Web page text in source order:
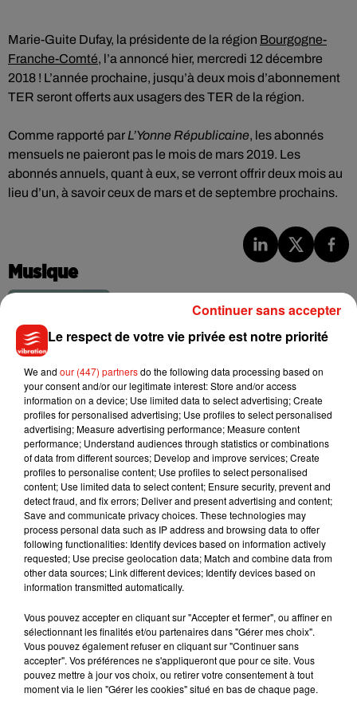
Marie-Guite Dufay, la présidente de la région Bourgogne-
Franche-Comté, l’a annoncé hier, mercredi 12 décembre
2018 ! L’année prochaine, jusqu’à deux mois d’abonnement
TER seront offerts aux usagers des TER de la région.
Comme rapporté par L’Yonne Républicaine, les abonnés
mensuels ne paieront pas le mois de mars 2019. Les
abonnés annuels, quant à eux, se verront offrir deux mois au
lieu d’un, à savoir ceux de mars et de septembre prochains.
Musique
Benny Blanco invite Selena Gomez et
Becky G sur son nouveau single
4 août 2026
Tiny Desk invite Charlie Puth pour une
live session solaire
4 août 2026
Ariana Grande prendra une pause après
sa tournée mondiale
31 juillet 2026
Grand Corps Malade emmène Styleto
en road-trip dans son nouveau clip
Le respect de votre vie privée est notre priorité
We and our (447) partnersdo the following data processing based on
your consent and/or our legitimate interest: Store and/or access
information on a device; Use limited data to select advertising; Create
profiles for personalised advertising; Use profiles to select personalised
advertising; Measure advertising performance; Measure content
performance; Understand audiences through statistics or combinations
of data from different sources; Develop and improve services; Create
profiles to personalise content; Use profiles to select personalised
content; Use limited data to select content; Ensure security, prevent and
detect fraud, and fix errors; Deliver and present advertising and content;
Save and communicate privacy choices. These technologies may
process personal data such as IP address and browsing data to offer
following functionalities: Identify devices based on information actively
requested; Use precise geolocation data; Match and combine data from
other data sources; Link different devices; Identify devices based on
information transmitted automatically.
Vous pouvez accepter en cliquant sur "Accepter et fermer", ou affiner en
sélectionnant les finalités et/ou partenaires dans "Gérer mes choix".
Vous pouvez également refuser en cliquant sur "Continuer sans
accepter". Vos préférences ne s'appliqueront que pour ce site. Vous
pouvez mettre à jour vos choix, ou retirer votre consentement à tout
moment via le lien "Gérer les cookies" situé en bas de chaque page.
Continuer sans accepter